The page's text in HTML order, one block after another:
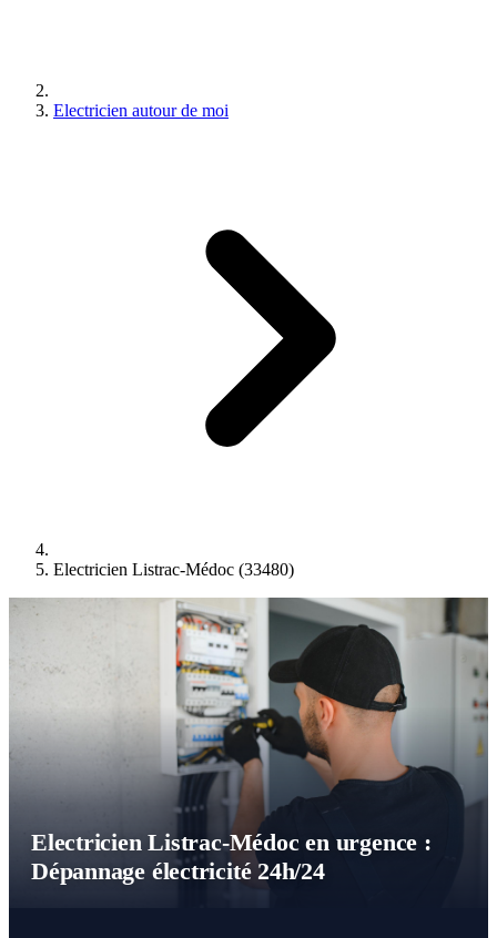
Electricien autour de moi
Electricien Listrac-Médoc (33480)
Electricien Listrac-Médoc en urgence :
Dépannage électricité 24h/24